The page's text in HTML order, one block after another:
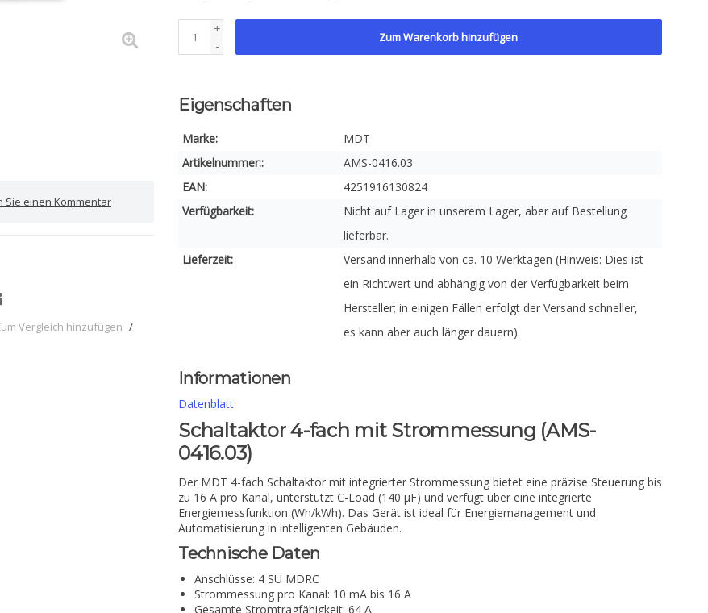
Sie einen Kommentar
Vergleich hinzufügen /
+
-
Zum Warenkorb hinzufügen
Eigenschaften
Marke:
MDT
Artikelnummer::
AMS-0416.03
EAN:
4251916130824
Verfügbarkeit:
Nicht auf Lager in unserem Lager, aber auf Bestellung
lieferbar.
Lieferzeit:
Versand innerhalb von ca. 10 Werktagen (Hinweis: Dies ist
ein Richtwert und abhängig von der Verfügbarkeit beim
Hersteller; in einigen Fällen erfolgt der Versand schneller,
es kann aber auch länger dauern).
Informationen
Datenblatt
Schaltaktor 4-fach mit Strommessung (AMS-
0416.03)
Der MDT 4-fach Schaltaktor mit integrierter Strommessung bietet eine präzise Steuerung bis
zu 16 A pro Kanal, unterstützt C-Load (140 µF) und verfügt über eine integrierte
Energiemessfunktion (Wh/kWh). Das Gerät ist ideal für Energiemanagement und
Automatisierung in intelligenten Gebäuden.
Technische Daten
Anschlüsse: 4 SU MDRC
Strommessung pro Kanal: 10 mA bis 16 A
Gesamte Stromtragfähigkeit: 64 A